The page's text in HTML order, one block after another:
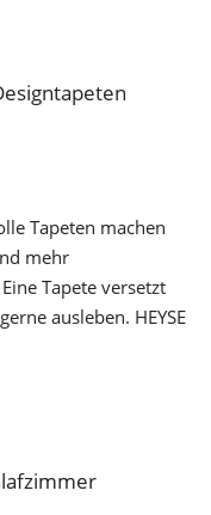
Tapeten machen
mehr
Tapete versetzt
ausleben. HEYSE